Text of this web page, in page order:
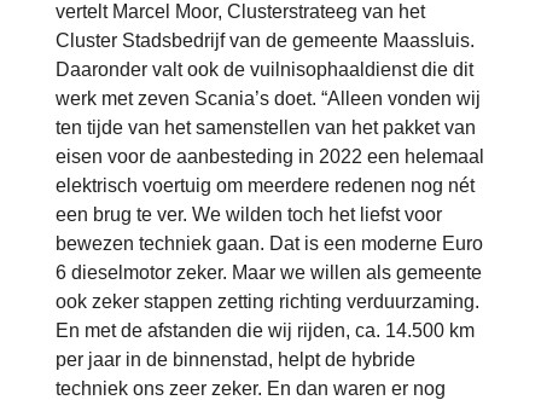
vertelt Marcel Moor, Clusterstrateeg van het
Cluster Stadsbedrijf van de gemeente Maassluis.
Daaronder valt ook de vuilnisophaaldienst die dit
werk met zeven Scania’s doet. “Alleen vonden wij
ten tijde van het samenstellen van het pakket van
eisen voor de aanbesteding in 2022 een helemaal
elektrisch voertuig om meerdere redenen nog nét
een brug te ver. We wilden toch het liefst voor
bewezen techniek gaan. Dat is een moderne Euro
6 dieselmotor zeker. Maar we willen als gemeente
ook zeker stappen zetting richting verduurzaming.
En met de afstanden die wij rijden, ca. 14.500 km
per jaar in de binnenstad, helpt de hybride
techniek ons zeer zeker. En dan waren er nog